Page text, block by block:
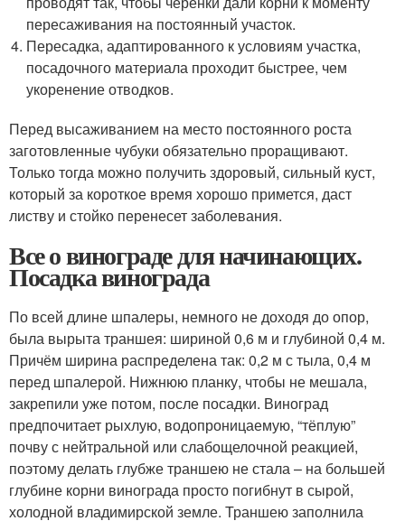
пересаживания на постоянный участок.
Пересадка, адаптированного к условиям участка,
посадочного материала проходит быстрее, чем
укоренение отводков.
Перед высаживанием на место постоянного роста
заготовленные чубуки обязательно проращивают.
Только тогда можно получить здоровый, сильный куст,
который за короткое время хорошо примется, даст
листву и стойко перенесет заболевания.
Все о винограде для начинающих.
Посадка винограда
По всей длине шпалеры, немного не доходя до опор,
была вырыта траншея: шириной 0,6 м и глубиной 0,4 м.
Причём ширина распределена так: 0,2 м с тыла, 0,4 м
перед шпалерой. Нижнюю планку, чтобы не мешала,
закрепили уже потом, после посадки. Виноград
предпочитает рыхлую, водопроницаемую, “тёплую”
почву с нейтральной или слабощелочной реакцией,
поэтому делать глубже траншею не стала – на большей
глубине корни винограда просто погибнут в сырой,
холодной владимирской земле. Траншею заполнила